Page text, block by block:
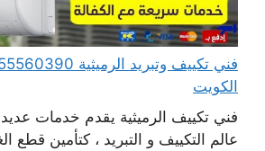
الكويت
فني تكييف الرميثية يقدم خدمات
عالم التكييف و التبريد ، كتأمين قطع